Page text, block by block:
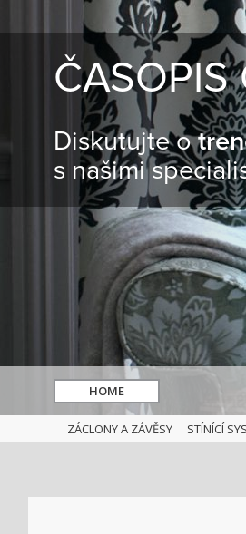
ČASOPIS
Diskutujte o
s našimi
HOME
ZÁCLONY A ZÁVĚSY STÍNÍCÍ